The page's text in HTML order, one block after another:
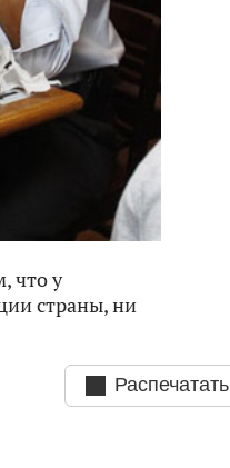
что у
страны, ни
Распечатать